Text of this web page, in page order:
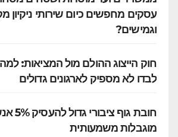
עסקים מחפשים כיום שירותי ניקיון
וגמישים?
חוק הייצוג ההולם מול המציאות:
לבדו לא מספיק לארגונים גדולים
חובת גוף
מוגבלות משמעותית